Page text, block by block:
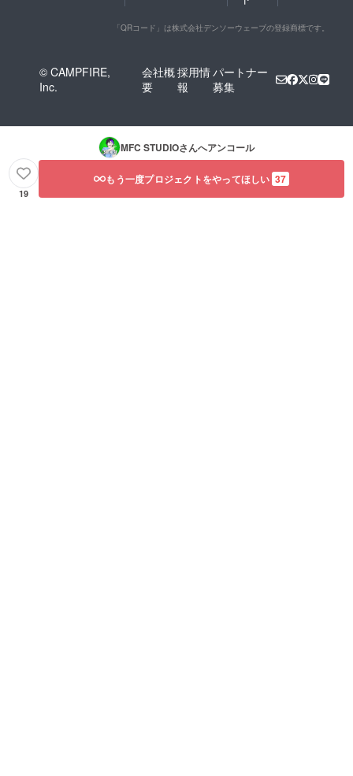
「QRコード」は株式会社デンソーウェーブの登録商標です。
© CAMPFIRE,
Inc.
会社概
要
採用情
報
パートナー
募集
MFC STUDIOさんへアンコール
19
もう一度プロジェクトをやってほしい 37